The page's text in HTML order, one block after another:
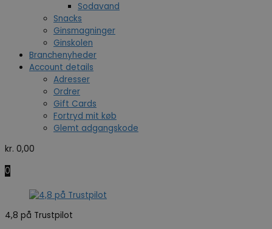
Sodavand
Snacks
Ginsmagninger
Ginskolen
Branchenyheder
Account details
Adresser
Ordrer
Gift Cards
Fortryd mit køb
Glemt adgangskode
kr. 0,00
0
4,8 på Trustpilot